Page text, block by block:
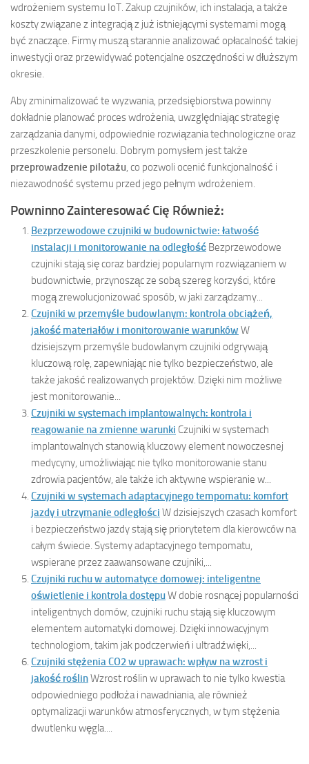
wdrożeniem systemu IoT. Zakup czujników, ich instalacja, a także
koszty związane z integracją z już istniejącymi systemami mogą
być znaczące. Firmy muszą starannie analizować opłacalność takiej
inwestycji oraz przewidywać potencjalne oszczędności w dłuższym
okresie.
Aby zminimalizować te wyzwania, przedsiębiorstwa powinny
dokładnie planować proces wdrożenia, uwzględniając strategię
zarządzania danymi, odpowiednie rozwiązania technologiczne oraz
przeszkolenie personelu. Dobrym pomysłem jest także
przeprowadzenie pilotażu, co pozwoli ocenić funkcjonalność i
niezawodność systemu przed jego pełnym wdrożeniem.
Powninno Zainteresować Cię Również:
Bezprzewodowe czujniki w budownictwie: łatwość
instalacji i monitorowanie na odległość Bezprzewodowe
czujniki stają się coraz bardziej popularnym rozwiązaniem w
budownictwie, przynosząc ze sobą szereg korzyści, które
mogą zrewolucjonizować sposób, w jaki zarządzamy...
Czujniki w przemyśle budowlanym: kontrola obciążeń,
jakość materiałów i monitorowanie warunków W
dzisiejszym przemyśle budowlanym czujniki odgrywają
kluczową rolę, zapewniając nie tylko bezpieczeństwo, ale
także jakość realizowanych projektów. Dzięki nim możliwe
jest monitorowanie...
Czujniki w systemach implantowalnych: kontrola i
reagowanie na zmienne warunki Czujniki w systemach
implantowalnych stanowią kluczowy element nowoczesnej
medycyny, umożliwiając nie tylko monitorowanie stanu
zdrowia pacjentów, ale także ich aktywne wspieranie w...
Czujniki w systemach adaptacyjnego tempomatu: komfort
jazdy i utrzymanie odległości W dzisiejszych czasach komfort
i bezpieczeństwo jazdy stają się priorytetem dla kierowców na
całym świecie. Systemy adaptacyjnego tempomatu,
wspierane przez zaawansowane czujniki,...
Czujniki ruchu w automatyce domowej: inteligentne
oświetlenie i kontrola dostępuW dobie rosnącej popularności
inteligentnych domów, czujniki ruchu stają się kluczowym
elementem automatyki domowej. Dzięki innowacyjnym
technologiom, takim jak podczerwień i ultradźwięki,...
Czujniki stężenia CO2 w uprawach: wpływ na wzrost i
jakość roślinWzrost roślin w uprawach to nie tylko kwestia
odpowiedniego podłoża i nawadniania, ale również
optymalizacji warunków atmosferycznych, w tym stężenia
dwutlenku węgla....